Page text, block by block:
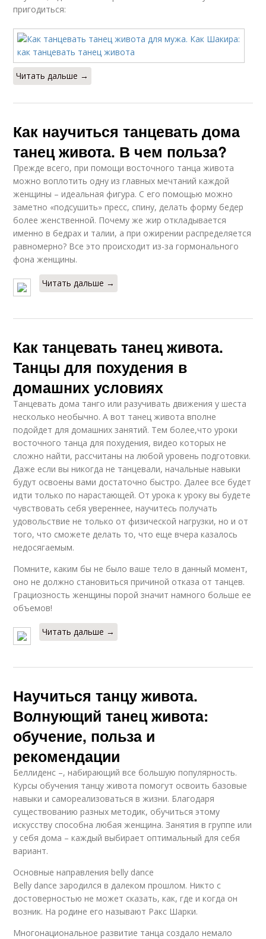
пригодиться:
Читать дальше →
Как научиться танцевать дома
танец живота. В чем польза?
Прежде всего, при помощи восточного танца живота
можно воплотить одну из главных мечтаний каждой
женщины – идеальная фигура. С его помощью можно
заметно «подсушить» пресс, спину, делать форму бедер
более женственной. Почему же жир откладывается
именно в бедрах и талии, а при ожирении распределяется
равномерно? Все это происходит из-за гормонального
фона женщины.
Читать дальше →
Как танцевать танец живота.
Танцы для похудения в
домашних условиях
Танцевать дома танго или разучивать движения у шеста
несколько необычно. А вот танец живота вполне
подойдет для домашних занятий. Тем более,что уроки
восточного танца для похудения, видео которых не
сложно найти, рассчитаны на любой уровень подготовки.
Даже если вы никогда не танцевали, начальные навыки
будут освоены вами достаточно быстро. Далее все будет
идти только по нарастающей. От урока к уроку вы будете
чувствовать себя увереннее, научитесь получать
удовольствие не только от физической нагрузки, но и от
того, что сможете делать то, что еще вчера казалось
недосягаемым.
Помните, каким бы не было ваше тело в данный момент,
оно не должно становиться причиной отказа от танцев.
Грациозность женщины порой значит намного больше ее
объемов!
Читать дальше →
Научиться танцу живота.
Волнующий танец живота:
обучение, польза и
рекомендации
Беллиденс –, набирающий все большую популярность.
Курсы обучения танцу живота помогут освоить базовые
навыки и самореализоваться в жизни. Благодаря
существованию разных методик, обучиться этому
искусству способна любая женщина. Занятия в группе или
у себя дома – каждый выбирает оптимальный для себя
вариант.
Основные направления belly dance
Belly dance зародился в далеком прошлом. Никто с
достоверностью не может сказать, как, где и когда он
возник. На родине его называют Ракс Шарки.
Многонациональное развитие танца создало немало